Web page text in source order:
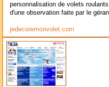
personnalisation de volets
d'une observation faite par le
jedecoremonvolet.com